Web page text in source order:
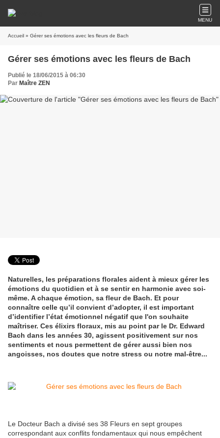
MENU
Accueil » Gérer ses émotions avec les fleurs de Bach
Gérer ses émotions avec les fleurs de Bach
Publié le 18/06/2015 à 06:30
Par Maître ZEN
Naturelles, les préparations florales aident à mieux gérer les
émotions du quotidien et à se sentir en harmonie avec soi-
même. A chaque émotion, sa fleur de Bach. Et pour
connaître celle qu’il convient d’adopter, il est important
d’identifier l’état émotionnel négatif que l'on souhaite
maîtriser. Ces élixirs floraux, mis au point par le Dr. Edward
Bach dans les années 30, agissent positivement sur nos
sentiments et nous permettent de gérer aussi bien nos
angoisses, nos doutes que notre stress ou notre mal-être...
Le Docteur Bach a divisé ses 38 Fleurs en sept groupes
correspondant aux conflits fondamentaux qui nous empêchent